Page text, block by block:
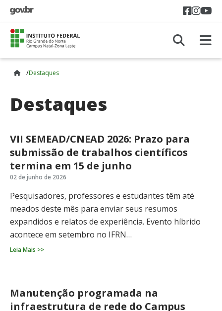
Destaques
Destaques
VII SEMEAD/CNEAD 2026: Prazo para
submissão de trabalhos científicos
termina em 15 de junho
02 de junho de 2026
Pesquisadores, professores e estudantes têm até
meados deste mês para enviar seus resumos
expandidos e relatos de experiência. Evento híbrido
acontece em setembro no IFRN…
Leia Mais >>
Manutenção programada na
infraestrutura de rede do Campus